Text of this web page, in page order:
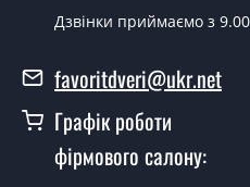
Так можна.
У вас є в
Так, ми маємо великий
дверей.
Дзвінки приймаємо з
favoritdveri@ukr.net
Графік роботи
фірмового салону: